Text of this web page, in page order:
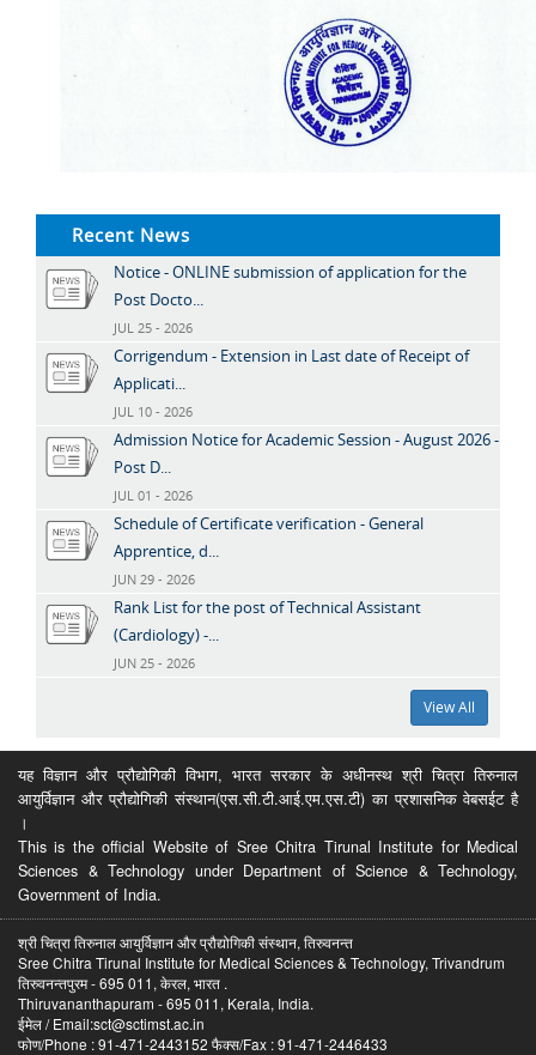
Recent News
Notice - ONLINE submission of application for the
Post Docto...
JUL 25 - 2026
Corrigendum - Extension in Last date of Receipt of
Applicati...
JUL 10 - 2026
Admission Notice for Academic Session - August 2026 -
Post D...
JUL 01 - 2026
Schedule of Certificate verification - General
Apprentice, d...
JUN 29 - 2026
Rank List for the post of Technical Assistant
(Cardiology) -...
JUN 25 - 2026
View All
यह विज्ञान और प्रौद्योगिकी विभाग, भारत सरकार के अधीनस्थ श्री चित्रा तिरुनाल
आयुर्विज्ञान और प्रौद्योगिकी संस्थान(एस.सी.टी.आई.एम.एस.टी) का प्रशासनिक वेबसईट है
।
This is the official Website of Sree Chitra Tirunal Institute for Medical
Sciences & Technology under Department of Science & Technology,
Government of India.
श्री चित्रा तिरुनाल आयुर्विज्ञान और प्रौद्योगिकी संस्थान, तिरुवनन्त
Sree Chitra Tirunal Institute for Medical Sciences & Technology, Trivandrum
तिरुवनन्तपुरम - 695 011, केरल, भारत .
Thiruvananthapuram - 695 011, Kerala, India.
ईमेल / Email:sct@sctimst.ac.in
फोण/Phone : 91-471-2443152 फैक्स/Fax : 91-471-2446433